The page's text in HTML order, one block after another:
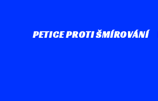
PETICE PROTI ŠMÍROVÁNÍ